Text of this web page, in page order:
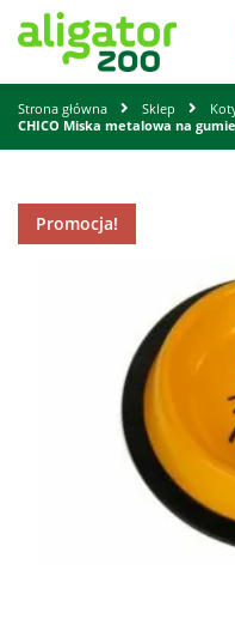
Strona główna Sklep
CHICO Miska metalowa na
Promocja!